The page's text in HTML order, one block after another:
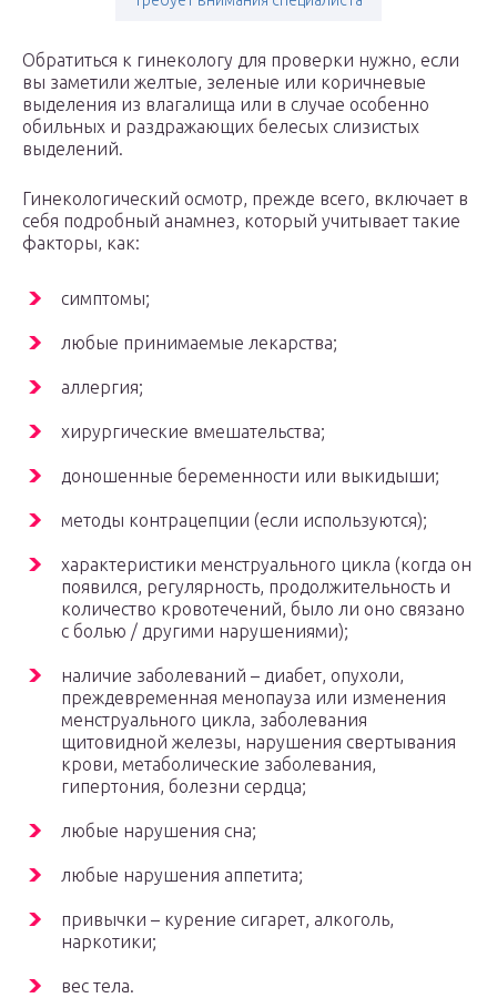
Обратиться к гинекологу для проверки нужно, если
вы заметили желтые, зеленые или коричневые
выделения из влагалища или в случае особенно
обильных и раздражающих белесых слизистых
выделений.
Гинекологический осмотр, прежде всего, включает в
себя подробный анамнез, который учитывает такие
факторы, как:
симптомы;
любые принимаемые лекарства;
аллергия;
хирургические вмешательства;
доношенные беременности или выкидыши;
методы контрацепции (если используются);
характеристики менструального цикла (когда он
появился, регулярность, продолжительность и
количество кровотечений, было ли оно связано
с болью / другими нарушениями);
наличие заболеваний – диабет, опухоли,
преждевременная менопауза или изменения
менструального цикла, заболевания
щитовидной железы, нарушения свертывания
крови, метаболические заболевания,
гипертония, болезни сердца;
любые нарушения сна;
любые нарушения аппетита;
привычки – курение сигарет, алкоголь,
наркотики;
вес тела.